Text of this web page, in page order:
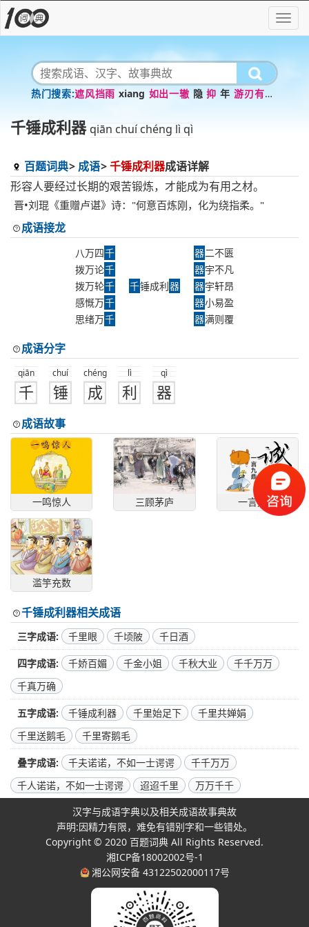
遮风挡雨 xiang 如出一辙 隐 抑 年 游刃有余
千锤成利器 qiān chuí chéng lì qì
百题词典 成语 千锤成利器成语详解
形容人要经过长期的艰苦锻炼，才能成为有用之材。
晋•刘琨《重赠卢谌》诗："何意百炼刚，化为绕指柔。"
成语接龙
八万四千
拨万论千
拨万轮千
感慨万千
思绪万千
千锤成利器
器二不匮
器宇不凡
器宇轩昂
器小易盈
器满则覆
成语分字
qiān
千
chuí
锤
chéng
成
lì
利
qì
器
成语故事
一鸣惊人 三顾茅庐 一言九鼎
滥竽充数
千锤成利器相关成语
三字成语 千里眼 千顷陂 千日酒
四字成语 千娇百媚 千金小姐 千秋大业
千千万万
千真万确
五字成语 千锤成利器 千里始足下
千里共婵娟
千里送鹅毛
千里寄鹅毛
叠字成语 千夫诺诺，不如一士谔谔
千千万万
千人诺诺，不如一士谔谔
迢迢千里
万万千千
汉字与成语字典以及相关成语故事典故
声明:因精力有限，难免有错别字和一些错处。
Copyright © 2020 百题词典 All Rights Reserved.
湘ICP备18002002号-1
湘公网安备 43122502000117号